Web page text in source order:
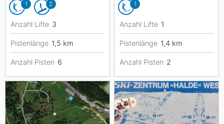
1 2
Anzahl Lifte 3
Pistenlänge 1,5 km
Anzahl Pisten 6
1
Anzahl Lifte 1
Pistenlänge 1,4 km
Anzahl Pisten 2